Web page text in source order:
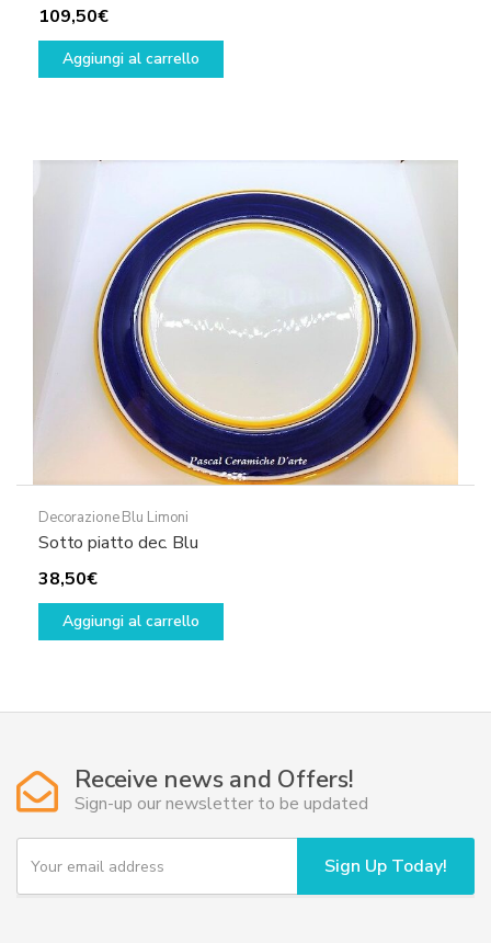
109,50€
Aggiungi al carrello
Decorazione Blu Limoni
Sotto piatto dec. Blu
38,50€
Aggiungi al carrello
Receive news and Offers!
Sign-up our newsletter to be updated
Y
u
Sign Up Today!